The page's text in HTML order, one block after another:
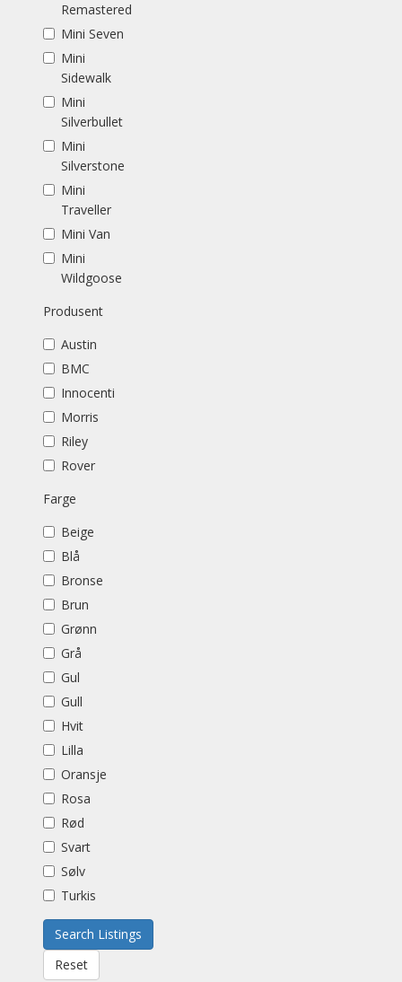
Remastered
Mini Seven
Mini
Sidewalk
Mini
Silverbullet
Mini
Silverstone
Mini
Traveller
Mini Van
Mini
Wildgoose
Produsent
Austin
BMC
Innocenti
Morris
Riley
Rover
Farge
Beige
Blå
Bronse
Brun
Grønn
Grå
Gul
Gull
Hvit
Lilla
Oransje
Rosa
Rød
Svart
Sølv
Turkis
Search Listings
Reset